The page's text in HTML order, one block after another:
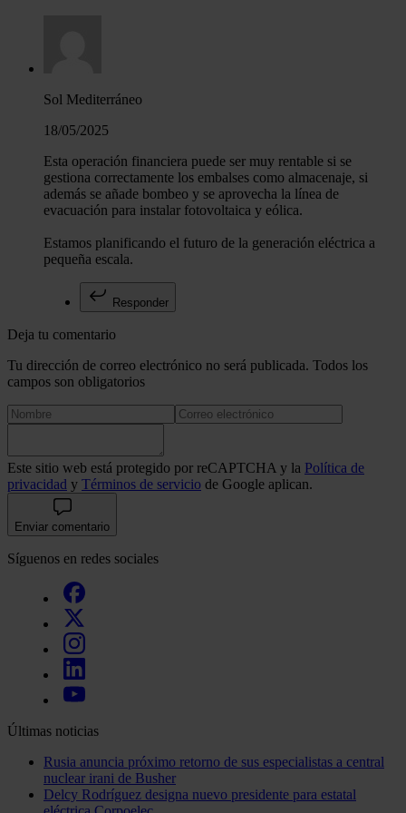
Sol Mediterráneo
18/05/2025
Esta operación financiera puede ser muy rentable si se
gestiona correctamente los embalses como almacenaje, si
además se añade bombeo y se aprovecha la línea de
evacuación para instalar fotovoltaica y eólica.
Estamos planificando el futuro de la generación eléctrica a
pequeña escala.
Responder
Deja tu comentario
Tu dirección de correo electrónico no será publicada. Todos los
campos son obligatorios
Este sitio web está protegido por reCAPTCHA y la Política de
privacidad y Términos de servicio de Google aplican.
Enviar comentario
Síguenos en redes sociales
Últimas noticias
Rusia anuncia próximo retorno de sus especialistas a central
nuclear irani de Busher
Delcy Rodríguez designa nuevo presidente para estatal